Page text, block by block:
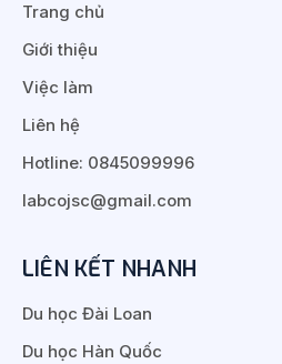
Trang chủ
Giới thiệu
Việc làm
Liên hệ
Hotline: 0845099996
labcojsc@gmail.com
LIÊN KẾT NHANH
Du học Đài Loan
Du học Hàn Quốc